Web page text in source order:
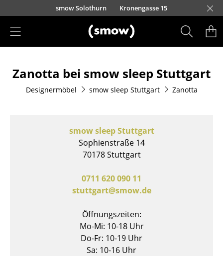
Direkt zum Inhaltsmow Solothurn Kronengasse 15
Sitzmöbel
Esszimmerstühle
Freischwinger
Zanotta bei smow sleep Stuttgart
Designermöbel smow sleep Stuttgart Zanotta
smow sleep Stuttgart
Sophienstraße 14
70178 Stuttgart
0711 620 090 11
stuttgart@smow.de
Öffnungszeiten:
Mo-Mi: 10-18 Uhr
Do-Fr: 10-19 Uhr
Sa: 10-16 Uhr